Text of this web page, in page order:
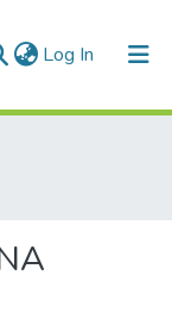
Log In (current)